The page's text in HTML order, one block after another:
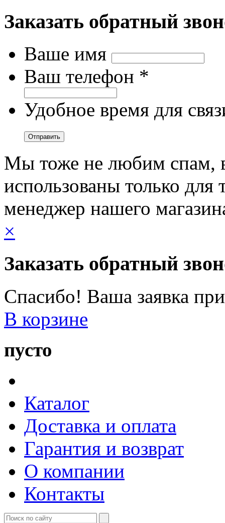
Заказать обратный
Ваше имя
Ваш телефон *
Удобное время для
Мы тоже не любим спам,
использованы только для
менеджер нашего
×
Заказать обратный
Спасибо! Ваша заявка
В корзине
пусто
Каталог
Доставка и оплата
Гарантия и возврат
О компании
Контакты